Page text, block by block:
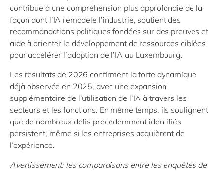
contribue à une compréhension plus approfondie de la
façon dont l’IA remodele l’industrie, soutient des
recommandations politiques fondées sur des preuves et
aide à orienter le développement de ressources ciblées
pour accélérer l’adoption de l’IA au Luxembourg.
Les résultats de 2026 confirment la forte dynamique
déjà observée en 2025, avec une expansion
supplémentaire de l’utilisation de l’IA à travers les
secteurs et les fonctions. En même temps, ils soulignent
que de nombreux défis précédemment identifiés
persistent, même si les entreprises acquièrent de
l’expérience.
Avertissement: les comparaisons entre les enquêtes de